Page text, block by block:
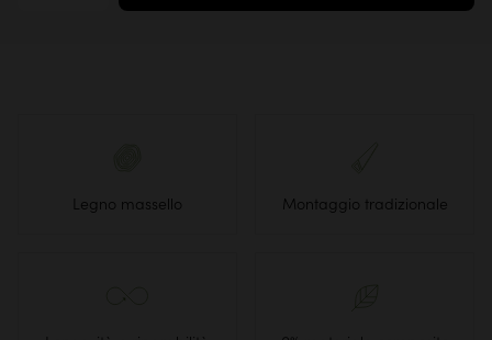
Legno massello Montaggio tradizionale